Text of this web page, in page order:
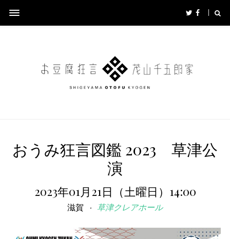
おうみ狂言図鑑 2023 草津公
演
2023年01月21日（土曜日）14:00
滋賀 草津クレアホール